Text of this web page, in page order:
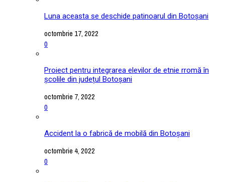
Luna aceasta se deschide patinoarul din Botoșani
octombrie 17, 2022
0
Proiect pentru integrarea elevilor de etnie rromă în
școlile din județul Botoșani
octombrie 7, 2022
0
Accident la o fabrică de mobilă din Botoșani
octombrie 4, 2022
0